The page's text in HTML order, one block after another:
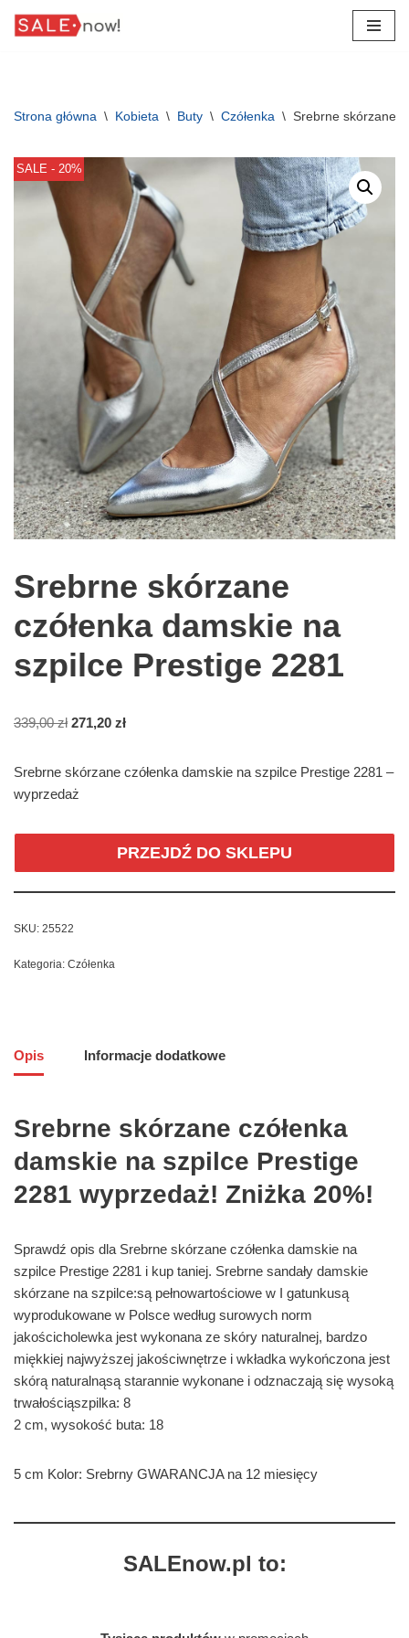
Strona główna \ Kobieta \ Buty \ Czółenka \ Srebrne skórzane
SALE - 20%
Srebrne skórzane
czółenka damskie na
szpilce Prestige 2281
339,00zł 271,20 zł
Srebrne skórzane czółenka damskie na szpilce Prestige 2281 –
wyprzedaż
PRZEJDŹ DO SKLEPU
SKU: 25522
Kategoria: Czółenka
Opis Informacje dodatkowe
Srebrne skórzane czółenka
damskie na szpilce Prestige
2281 wyprzedaż! Zniżka 20%!
Sprawdź opis dla Srebrne skórzane czółenka damskie na
szpilce Prestige 2281 i kup taniej. Srebrne sandały damskie
skórzane na szpilce:są pełnowartościowe w I gatunkusą
wyprodukowane w Polsce według surowych norm
jakościcholewka jest wykonana ze skóry naturalnej, bardzo
miękkiej najwyższej jakościwnętrze i wkładka wykończona jest
skórą naturalnąsą starannie wykonane i odznaczają się wysoką
trwałościąszpilka: 8
2 cm, wysokość buta: 18
5 cm Kolor: Srebrny GWARANCJA na 12 miesięcy
SALEnow.pl to: